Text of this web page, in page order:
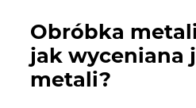
Obróbka
jak wyceniana
metali?